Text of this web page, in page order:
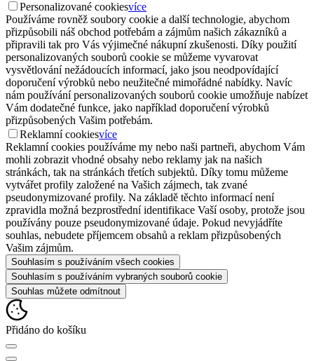
Personalizované cookiesvíce
Používáme rovněž soubory cookie a další technologie, abychom
přizpůsobili náš obchod potřebám a zájmům našich zákazníků a
připravili tak pro Vás výjimečné nákupní zkušenosti. Díky použití
personalizovaných souborů cookie se můžeme vyvarovat
vysvětlování nežádoucích informací, jako jsou neodpovídající
doporučení výrobků nebo neužitečné mimořádné nabídky. Navíc
nám používání personalizovaných souborů cookie umožňuje nabízet
Vám dodatečné funkce, jako například doporučení výrobků
přizpůsobených Vašim potřebám.
Reklamní cookiesvíce
Reklamní cookies používáme my nebo naši partneři, abychom Vám
mohli zobrazit vhodné obsahy nebo reklamy jak na našich
stránkách, tak na stránkách třetích subjektů. Díky tomu můžeme
vytvářet profily založené na Vašich zájmech, tak zvané
pseudonymizované profily. Na základě těchto informací není
zpravidla možná bezprostřední identifikace Vaší osoby, protože jsou
používány pouze pseudonymizované údaje. Pokud nevyjádříte
souhlas, nebudete příjemcem obsahů a reklam přizpůsobených
Vašim zájmům.
Souhlasím s používáním všech cookies
Souhlasím s používáním vybraných souborů cookie
Souhlas můžete odmítnout
Přidáno do košíku